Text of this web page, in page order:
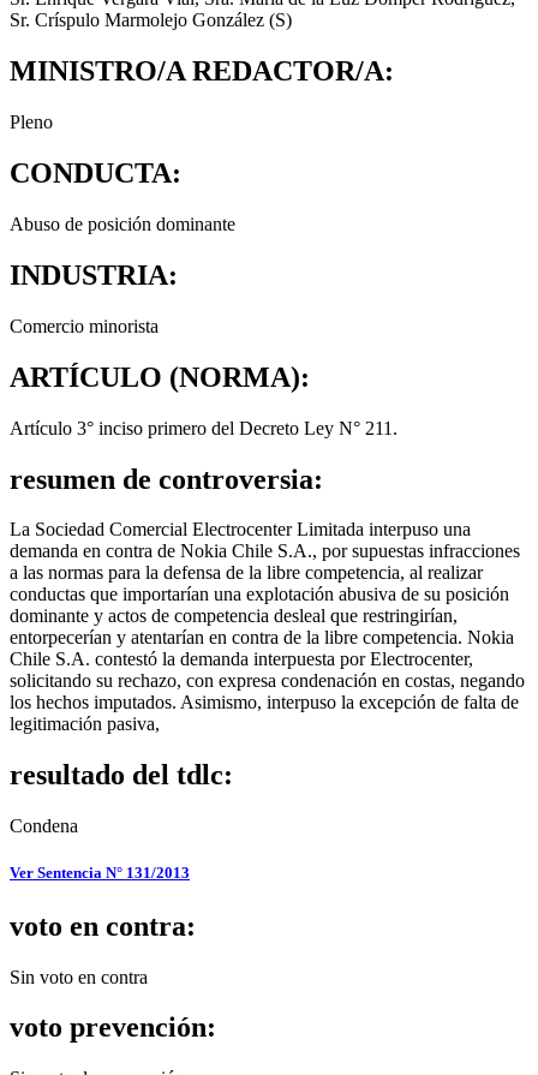
Sr. Críspulo Marmolejo González (S)
MINISTRO/A REDACTOR/A:
Pleno
CONDUCTA:
Abuso de posición dominante
INDUSTRIA:
Comercio minorista
ARTÍCULO (NORMA):
Artículo 3° inciso primero del Decreto Ley N° 211.
resumen de controversia:
La Sociedad Comercial Electrocenter Limitada interpuso una
demanda en contra de Nokia Chile S.A., por supuestas infracciones
a las normas para la defensa de la libre competencia, al realizar
conductas que importarían una explotación abusiva de su posición
dominante y actos de competencia desleal que restringirían,
entorpecerían y atentarían en contra de la libre competencia. Nokia
Chile S.A. contestó la demanda interpuesta por Electrocenter,
solicitando su rechazo, con expresa condenación en costas, negando
los hechos imputados. Asimismo, interpuso la excepción de falta de
legitimación pasiva,
resultado del tdlc:
Condena
Ver Sentencia N° 131/2013
voto en contra:
Sin voto en contra
voto prevención: